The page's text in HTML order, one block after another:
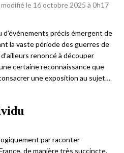
le 16 octobre 2025 à 0h17
d’événements précis émergent de
la vaste période des guerres de
renoncé à découper
certaine reconnaissance que
une exposition au sujet…
par raconter
de manière très succincte.